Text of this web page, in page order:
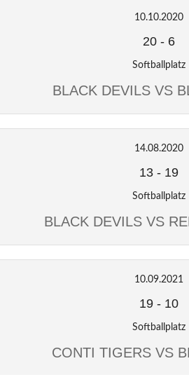
10.10.2020
20- 6
Softballplatz
BLACK DEVILS VS
14.08.2020
13- 19
Softballplatz
BLACK DEVILS VS
10.09.2021
19- 10
Softballplatz
CONTI TIGERS VS